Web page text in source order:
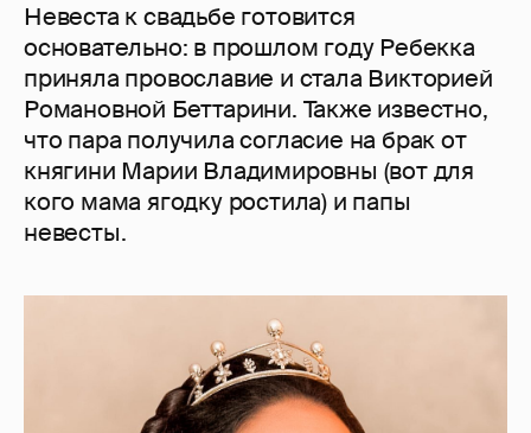
Невеста к свадьбе готовится
основательно: в прошлом году Ребекка
приняла провославие и стала Викторией
Романовной Беттарини. Также известно,
что пара получила согласие на брак от
княгини Марии Владимировны (вот для
кого мама ягодку ростила) и папы
невесты.